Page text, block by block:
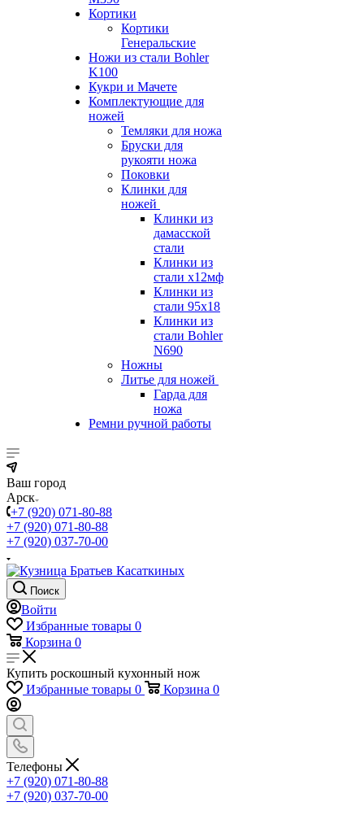
Кортики
Кортики
Генеральские
Ножи из стали Bohler
K100
Кукри и Мачете
Комплектующие для
ножей
Темляки для ножа
Бруски для
рукояти ножа
Поковки
Клинки для
ножей
Клинки из
дамасской
стали
Клинки из
стали х12мф
Клинки из
стали 95х18
Клинки из
стали Bohler
N690
Ножны
Литье для ножей
Гарда для
ножа
Ремни ручной работы
Ваш город
Арск
+7 (920) 071-80-88
+7 (920) 071-80-88
+7 (920) 037-70-00
Поиск
Войти
Избранные товары 0
Корзина 0
Купить роскошный кухонный нож
Избранные товары 0 Корзина 0
Телефоны
+7 (920) 071-80-88
+7 (920) 037-70-00